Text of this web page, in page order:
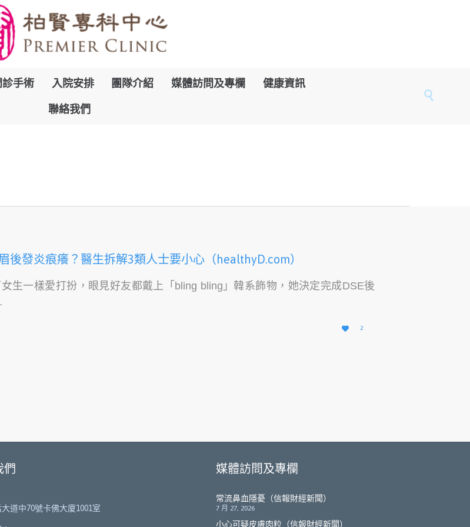
跳
內
診手術 入院安排 團隊介紹 媒體訪問及專欄 健康資訊
聯絡我們

後發炎痕癢？醫生拆解3類人士要小心（healthyD.com）
生一樣愛打扮，眼見好友都戴上「bling bling」韓系飾物，她決定完成DSE後

愛
它
2
們
道中70號卡佛大廈1001室
媒體訪問及專欄
常流鼻血隱憂（信報財經新聞）
7 月 27, 2026
小心可疑皮膚肉粒（信報財經新聞）